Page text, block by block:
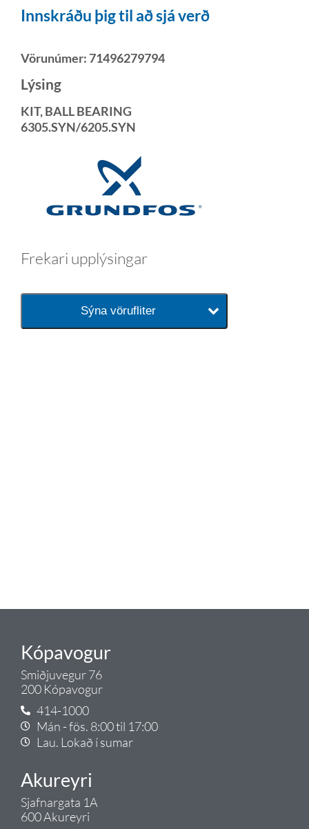
Innskráðu þig til að sjá verð
Vörunúmer:71496279794
Lýsing
KIT, BALL BEARING
6305.SYN/6205.SYN
Frekari upplýsingar
Sýna vörufliter
Kópavogur
Smiðjuvegur 76
200 Kópavogur
414-1000
Mán - fös. 8:00 til 17:00
Lau. Lokað í sumar
Akureyri
Sjafnargata 1A
600 Akureyri